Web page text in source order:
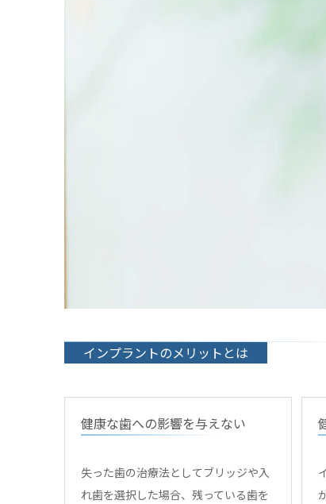
インプラントのメリットとは
健康な歯への影響を与えない
失った歯の治療法としてブリッジや入
れ歯を選択した場合、残っている歯を